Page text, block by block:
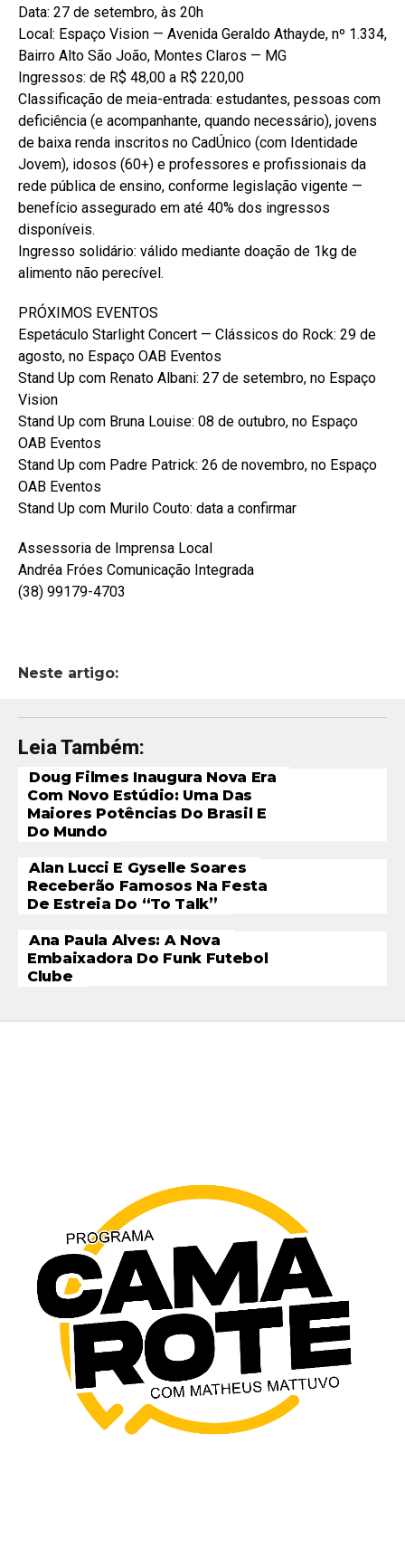
Data: 27 de setembro, às 20h
Local: Espaço Vision — Avenida Geraldo Athayde, nº 1.334,
Bairro Alto São João, Montes Claros — MG
Ingressos: de R$ 48,00 a R$ 220,00
Classificação de meia-entrada: estudantes, pessoas com
deficiência (e acompanhante, quando necessário), jovens
de baixa renda inscritos no CadÚnico (com Identidade
Jovem), idosos (60+) e professores e profissionais da
rede pública de ensino, conforme legislação vigente —
benefício assegurado em até 40% dos ingressos
disponíveis.
Ingresso solidário: válido mediante doação de 1kg de
alimento não perecível.
PRÓXIMOS EVENTOS
Espetáculo Starlight Concert — Clássicos do Rock: 29 de
agosto, no Espaço OAB Eventos
Stand Up com Renato Albani: 27 de setembro, no Espaço
Vision
Stand Up com Bruna Louise: 08 de outubro, no Espaço
OAB Eventos
Stand Up com Padre Patrick: 26 de novembro, no Espaço
OAB Eventos
Stand Up com Murilo Couto: data a confirmar
Assessoria de Imprensa Local
Andréa Fróes Comunicação Integrada
(38) 99179-4703
Neste artigo:
Leia Também:
Doug Filmes Inaugura Nova Era
Com Novo Estúdio: Uma Das
Maiores Potências Do Brasil E
Do Mundo
Alan Lucci E Gyselle Soares
Receberão Famosos Na Festa
De Estreia Do “To Talk”
Ana Paula Alves: A Nova
Embaixadora Do Funk Futebol
Clube